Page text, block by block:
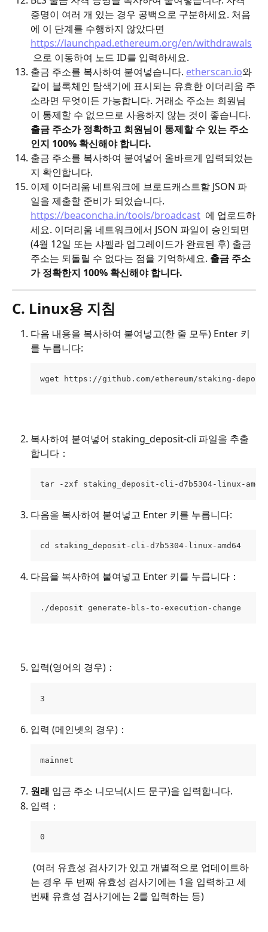
증명이 여러 개 있는 경우 공백으로 구분하세요. 처음
에 이 단계를 수행하지 않았다면
https://launchpad.ethereum.org/en/withdrawals
으로 이동하여 노드 ID를 입력하세요.
출금 주소를 복사하여 붙여넣습니다. etherscan.io와
같이 블록체인 탐색기에 표시되는 유효한 이더리움 주
소라면 무엇이든 가능합니다. 거래소 주소는 회원님
이 통제할 수 없으므로 사용하지 않는 것이 좋습니다.
출금 주소가 정확하고 회원님이 통제할 수 있는 주소
인지 100% 확신해야 합니다.
출금 주소를 복사하여 붙여넣어 올바르게 입력되었는
지 확인합니다.
이제 이더리움 네트워크에 브로드캐스트할 JSON 파
일을 제출할 준비가 되었습니다.
https://beaconcha.in/tools/broadcast
  에 업로드하
세요. 이더리움 네트워크에서 JSON 파일이 승인되면
(4월 12일 또는 샤펠라 업그레이드가 완료된 후) 출금
주소는 되돌릴 수 없다는 점을 기억하세요. 출금 주소
가 정확한지 100% 확신해야 합니다.
C. Linux용 지침
다음 내용을 복사하여 붙여넣고(한 줄 모두) Enter 키
를 누릅니다:
wget https://github.com/ethereum/staking-
복사하여 붙여넣어 staking_deposit-cli 파일을 추출
합니다：
tar -zxf staking_deposit-cli-d7b5304-linux-
다음을 복사하여 붙여넣고 Enter 키를 누릅니다:
cd staking_deposit-cli-d7b5304-linux-amd64
다음을 복사하여 붙여넣고 Enter 키를 누릅니다：
./deposit generate-bls-to-execution-change
입력(영어의 경우)：
3
입력 (메인넷의 경우)：
mainnet
원래 입금 주소 니모닉(시드 문구)을 입력합니다.
입력：
0
는 경우 두 번째 유효성 검사기에는 1을 입력하고 세
번째 유효성 검사기에는 2를 입력하는 등)